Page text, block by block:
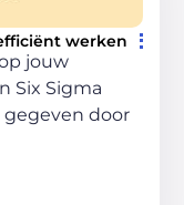
werken
jouw
Six Sigma
door